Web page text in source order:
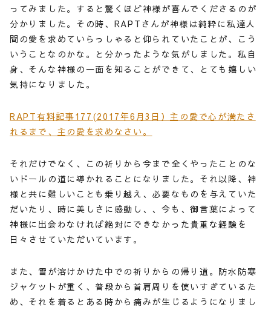
ってみました。すると驚くほど神様が喜んでくださるのが
分かりました。その時、RAPTさんが神様は純粋に私達人
間の愛を求めていらっしゃると仰られていたことが、こう
いうことなのかな。と分かったような気がしました。私自
身、そんな神様の一面を知ることができて、とても嬉しい
気持になりました。
RAPT有料記事177(2017年6月3日）主の愛で心が満たさ
れるまで、主の愛を求めなさい。
それだけでなく、この祈りから今まで全くやったことのな
いドールの道に導かれることになりました。それ以降、神
様と共に難しいことも乗り越え、必要なものを与えていた
だいたり、時に美しさに感動し、、今も、御言葉によって
神様に出会わなければ絶対にできなかった貴重な経験を
日々させていただいています。
また、雪が溶けかけた中での祈りからの帰り道。防水防寒
ジャケットが重く、普段から首肩周りを使いすぎているた
め、それを着るとある時から痛みが生じるようになりまし